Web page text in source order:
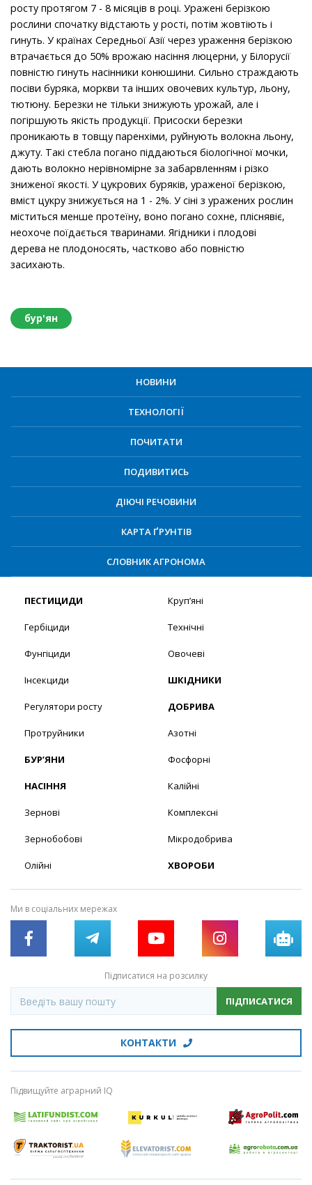
росту протягом 7 - 8 місяців в році. Уражені берізкою
рослини спочатку відстають у рості, потім жовтіють і
гинуть. У країнах Середньої Азії через ураження берізкою
втрачається до 50% врожаю насіння люцерни, у Білорусії
повністю гинуть насінники конюшини. Сильно страждають
посіви буряка, моркви та інших овочевих культур, льону,
тютюну. Березки не тільки знижують урожай, але і
погіршують якість продукції. Присоски березки
проникають в товщу паренхіми, руйнують волокна льону,
джуту. Такі стебла погано піддаються біологічної мочки,
дають волокно нерівномірне за забарвленням і різко
зниженої якості. У цукрових буряків, ураженої берізкою,
вміст цукру знижується на 1 - 2%. У сіні з уражених рослин
міститься менше протеїну, воно погано сохне, пліснявіє,
неохоче поїдається тваринами. Ягідники і плодові
дерева не плодоносять, частково або повністю
засихають.
бур'ян
НОВИНИ
ТЕХНОЛОГІЇ
ПОЧИТАТИ
ПОДИВИТИСЬ
ДІЮЧІ РЕЧОВИНИ
КАРТА ҐРУНТІВ
СЛОВНИК АГРОНОМА
ПЕСТИЦИДИ
Гербіциди
Фунгіциди
Інсекциди
Регулятори росту
Протруйники
БУР’ЯНИ
НАСІННЯ
Зернові
Зернобобові
Олійні
Круп’яні
Технічні
Овочеві
ШКІДНИКИ
ДОБРИВА
Азотні
Фосфорні
Калійні
Комплексні
Мікродобрива
ХВОРОБИ
Ми в соціальних мережах
Підписатися на розсилку
ПІДПИСАТИСЯ
КОНТАКТИ
Підвищуйте аграрний IQ